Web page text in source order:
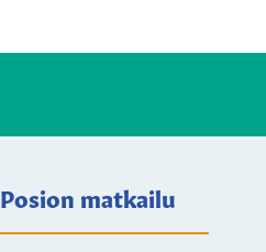
Posion matkailu